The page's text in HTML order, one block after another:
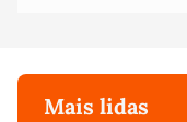
Mais lidas